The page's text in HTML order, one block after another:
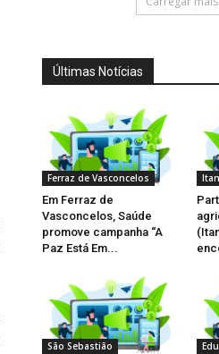
Últimas Notícias
Ferraz de Vasconcelos
Em Ferraz de
Vasconcelos, Saúde
promove campanha “A
Paz Está Em...
São Sebastião